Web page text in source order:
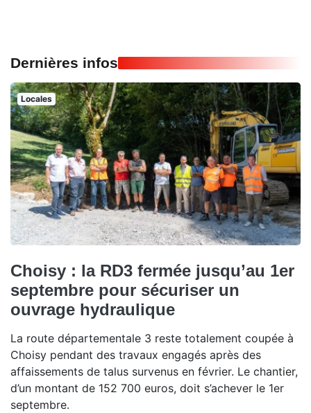
Dernières infos
Locales
Choisy : la RD3 fermée jusqu’au 1er
septembre pour sécuriser un
ouvrage hydraulique
La route départementale 3 reste totalement coupée à
Choisy pendant des travaux engagés après des
affaissements de talus survenus en février. Le chantier,
d’un montant de 152 700 euros, doit s’achever le 1er
septembre.